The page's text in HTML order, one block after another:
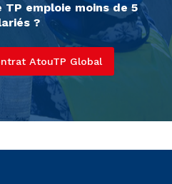
emploie moins de 5
?
AtouTP Global